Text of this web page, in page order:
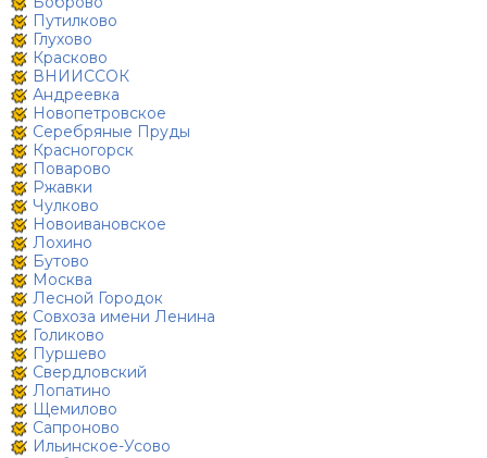
Путилково
Глухово
Красково
ВНИИССОК
Андреевка
Новопетровское
Серебряные Пруды
Красногорск
Поварово
Ржавки
Чулково
Новоивановское
Лохино
Бутово
Москва
Лесной Городок
Совхоза имени Ленина
Голиково
Пуршево
Свердловский
Лопатино
Щемилово
Сапроново
Ильинское-Усово